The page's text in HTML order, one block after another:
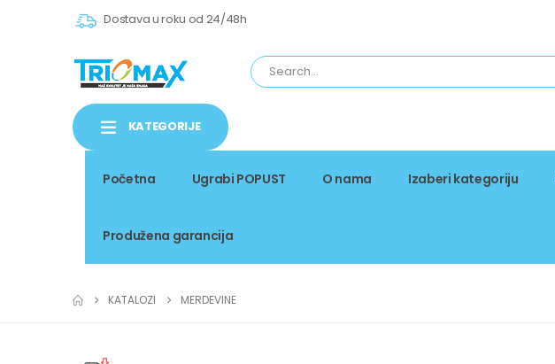
Dostava u roku od 24/48h
KATEGORIJE
Početna Ugrabi POPUST O nama Izaberi kategoriju
Produžena garancija
KATALOZI MERDEVINE